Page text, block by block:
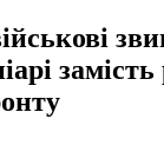
замість